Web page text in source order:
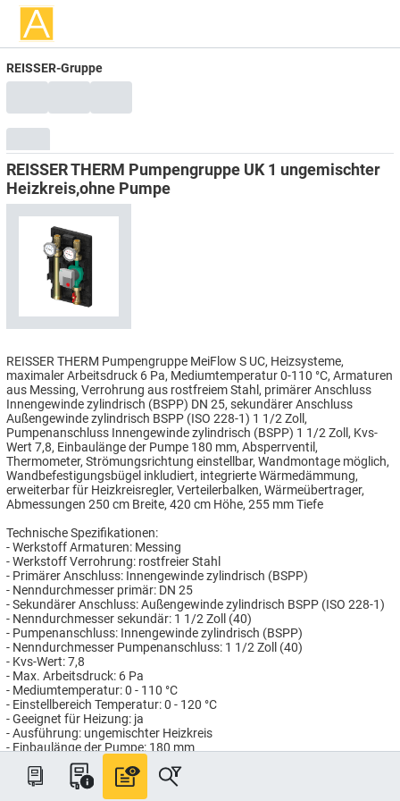
REISSER-Gruppe
REISSER THERM Pumpengruppe UK 1 ungemischter
Heizkreis,ohne Pumpe
REISSER THERM Pumpengruppe MeiFlow S UC, Heizsysteme,
maximaler Arbeitsdruck 6 Pa, Mediumtemperatur 0-110 °C, Armaturen
aus Messing, Verrohrung aus rostfreiem Stahl, primärer Anschluss
Innengewinde zylindrisch (BSPP) DN 25, sekundärer Anschluss
Außengewinde zylindrisch BSPP (ISO 228-1) 1 1/2 Zoll,
Pumpenanschluss Innengewinde zylindrisch (BSPP) 1 1/2 Zoll, Kvs-
Wert 7,8, Einbaulänge der Pumpe 180 mm, Absperrventil,
Thermometer, Strömungsrichtung einstellbar, Wandmontage möglich,
Wandbefestigungsbügel inkludiert, integrierte Wärmedämmung,
erweiterbar für Heizkreisregler, Verteilerbalken, Wärmeübertrager,
Abmessungen 250 cm Breite, 420 cm Höhe, 255 mm Tiefe
Technische Spezifikationen:
- Werkstoff Armaturen: Messing
- Werkstoff Verrohrung: rostfreier Stahl
- Primärer Anschluss: Innengewinde zylindrisch (BSPP)
- Nenndurchmesser primär: DN 25
- Sekundärer Anschluss: Außengewinde zylindrisch BSPP (ISO 228-1)
- Nenndurchmesser sekundär: 1 1/2 Zoll (40)
- Pumpenanschluss: Innengewinde zylindrisch (BSPP)
- Nenndurchmesser Pumpenanschluss: 1 1/2 Zoll (40)
- Kvs-Wert: 7,8
- Max. Arbeitsdruck: 6 Pa
- Mediumtemperatur: 0 - 110 °C
- Einstellbereich Temperatur: 0 - 120 °C
- Geeignet für Heizung: ja
- Ausführung: ungemischter Heizkreis
- Einbaulänge der Pumpe: 180 mm
- Mit Absperrventil: ja
- Öffnungsdruck Sperrventil: 0,02 bar
- Mit Thermometer: ja